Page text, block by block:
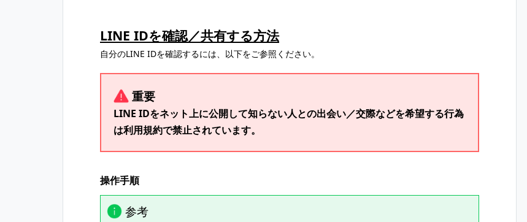
LINE IDを確認／共有する方法
自分のLINE IDを確認するには、以下をご参照ください。
重要
LINE IDをネット上に公開して知らない人との出会い／交際などを希望する行為
は利用規約で禁止されています。
操作手順
参考